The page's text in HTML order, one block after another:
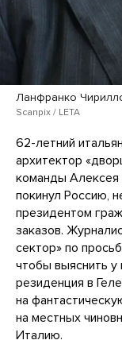
Ланфранко
Scanpix / LETA
62-летний
архитектор
команды Алексея
покинул Россию,
президентом
заказов.
сектор» по
чтобы выяснить у
резиденция в
на
на местных
Италию.